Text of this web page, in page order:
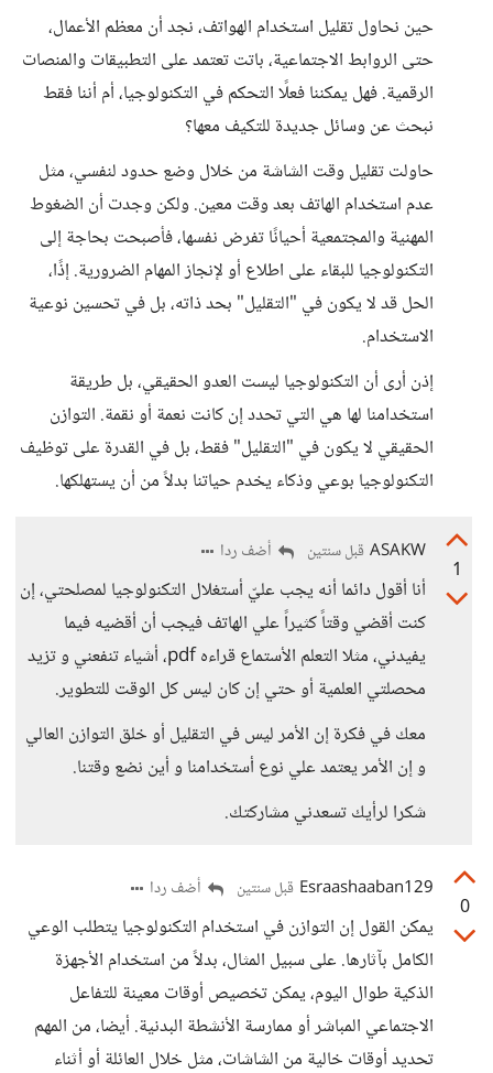
حين نحاول تقليل استخدام الهواتف، نجد أن معظم الأعمال،
حتى الروابط الاجتماعية، باتت تعتمد على التطبيقات والمنصات
الرقمية. فهل يمكننا فعلًا التحكم في التكنولوجيا، أم أننا فقط
نبحث عن وسائل جديدة للتكيف معها؟
حاولت تقليل وقت الشاشة من خلال وضع حدود لنفسي، مثل
عدم استخدام الهاتف بعد وقت معين. ولكن وجدت أن الضغوط
المهنية والمجتمعية أحيانًا تفرض نفسها، فأصبحت بحاجة إلى
التكنولوجيا للبقاء على اطلاع أو لإنجاز المهام الضرورية. إذًا،
الحل قد لا يكون في "التقليل" بحد ذاته، بل في تحسين نوعية
الاستخدام.
إذن أرى أن التكنولوجيا ليست العدو الحقيقي، بل طريقة
استخدامنا لها هي التي تحدد إن كانت نعمة أو نقمة. التوازن
الحقيقي لا يكون في "التقليل" فقط، بل في القدرة على توظيف
التكنولوجيا بوعي وذكاء يخدم حياتنا بدلاً من أن يستهلكها.
1
ASAKW قبل سنتين أضف ردا
أنا أقول دائما أنه يجب عليّ أستغلال التكنولوجيا لمصلحتي، إن
كنت أقضي وقتاً كثيراً علي الهاتف فيجب أن أقضيه فيما
يفيدني، مثلا التعلم الأستماع قراءه pdf، أشياء تنفعني و تزيد
محصلتي العلمية أو حتي إن كان ليس كل الوقت للتطوير.
معك في فكرة إن الأمر ليس في التقليل أو خلق التوازن العالي
و إن الأمر يعتمد علي نوع أستخدامنا و أين نضع وقتنا.
شكرا لرأيك تسعدني مشاركتك.
0
Esraashaaban129 قبل سنتين أضف ردا
يمكن القول إن التوازن في استخدام التكنولوجيا يتطلب الوعي
الكامل بآثارها. على سبيل المثال، بدلاً من استخدام الأجهزة
الذكية طوال اليوم، يمكن تخصيص أوقات معينة للتفاعل
الاجتماعي المباشر أو ممارسة الأنشطة البدنية. أيضا، من المهم
تحديد أوقات خالية من الشاشات، مثل خلال العائلة أو أثناء